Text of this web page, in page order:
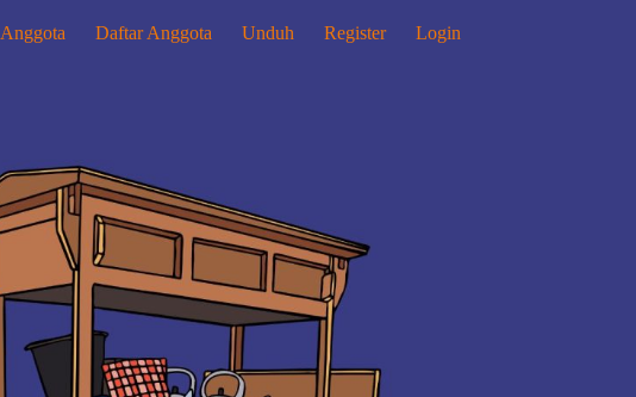
Anggota Daftar Anggota Unduh Register Login